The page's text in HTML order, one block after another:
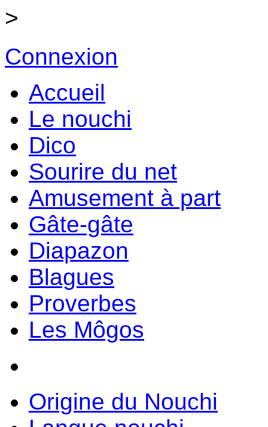
>
Connexion
Accueil
Le nouchi
Dico
Sourire du net
Amusement à part
Gâte-gâte
Diapazon
Blagues
Proverbes
Les Môgos
Origine du Nouchi